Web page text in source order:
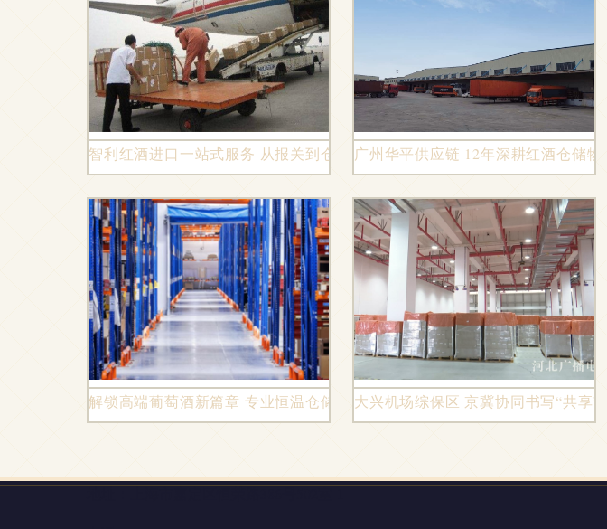
智利红酒进口一站式服务 从报关到仓储物流的全流程解析广州华平供应链 12年深耕红酒仓储
解锁高端葡萄酒新篇章 专业恒温仓储与电商物流一体化服务
大兴机场综保区 京冀协同书写“共享”